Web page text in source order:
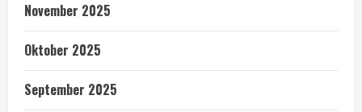
November 2025
Oktober 2025
September 2025